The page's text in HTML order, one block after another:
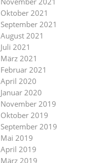
Oktober 2021
September 2021
August 2021
Juli 2021
März 2021
Februar 2021
April 2020
Januar 2020
November 2019
Oktober 2019
September 2019
Mai 2019
April 2019
März 2019